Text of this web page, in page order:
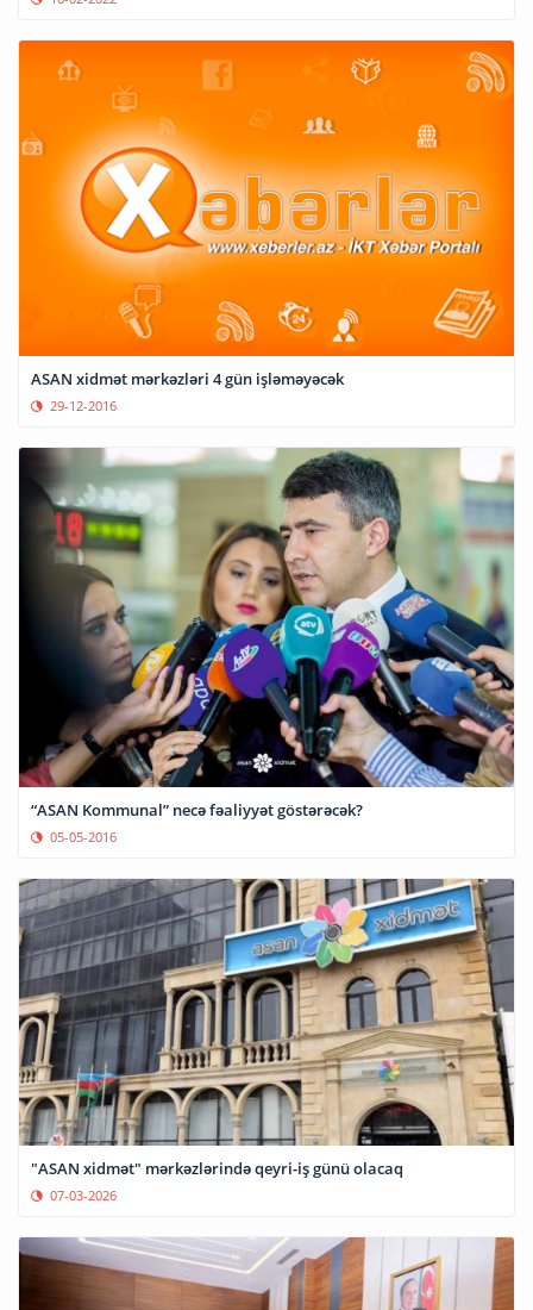
ASAN xidmət mərkəzləri 4 gün işləməyəcək
29-12-2016
“ASAN Kommunal” necə fəaliyyət göstərəcək?
05-05-2016
"ASAN xidmət" mərkəzlərində qeyri-iş günü olacaq
07-03-2026